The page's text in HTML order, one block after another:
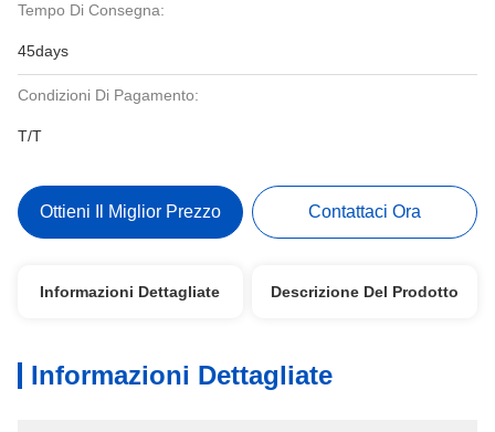
Tempo Di Consegna:
45days
Condizioni Di Pagamento:
T/T
Ottieni Il Miglior Prezzo Contattaci Ora
Informazioni Dettagliate Descrizione Del Prodotto
Informazioni Dettagliate